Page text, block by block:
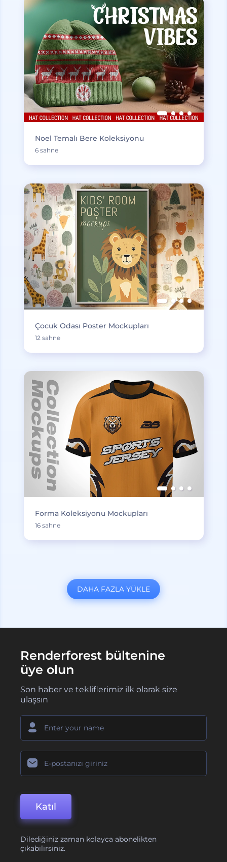
Noel Temalı Bere Koleksiyonu
6 sahne
Çocuk Odası Poster Mockupları
12 sahne
Forma Koleksiyonu Mockupları
16 sahne
DAHA FAZLA YÜKLE
Renderforest bültenine
üye olun
Son haber ve tekliflerimiz ilk olarak size
ulaşsın
Katıl
Dilediğiniz zaman kolayca abonelikten
çıkabilirsiniz.